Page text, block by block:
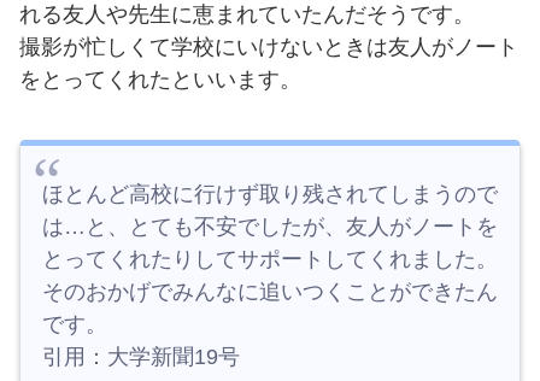
れる友人や先生に恵まれていたんだそうです。
撮影が忙しくて学校にいけないときは友人がノート
をとってくれたといいます。
ほとんど高校に行けず取り残されてしまうので
は…と、とても不安でしたが、友人がノートを
とってくれたりしてサポートしてくれました。
そのおかげでみんなに追いつくことができたん
です。
引用：大学新聞19号